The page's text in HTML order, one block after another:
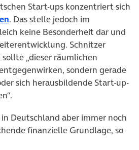
Start-ups konzentriert sich
Tab)
(öffnet in neuem Tab)
. Das stelle jedoch im
keine Besonderheit dar und
Schnitzer
„dieser räumlichen
sondern gerade
sich herausbildende Start-up-
Deutschland aber immer noch
finanzielle Grundlage, so